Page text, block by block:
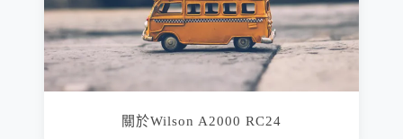
關於Wilson A2000 RC24